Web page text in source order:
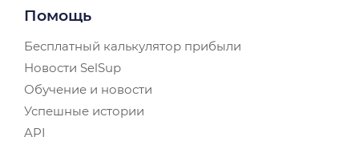
Помощь
Бесплатный калькулятор прибыли
Новости SelSup
Обучение и новости
Успешные истории
API